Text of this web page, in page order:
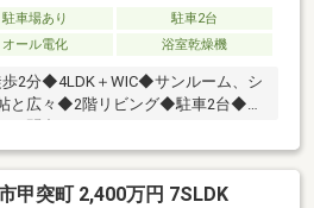
駐車場あり
駐車2台
オール電化 浴室乾燥機
2分◆4LDK＋WIC◆サンルーム、シ
と広々◆2階リビング◆駐車2台◆即
甲突町 2,400万円 7SLDK